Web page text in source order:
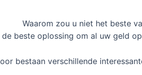
Waarom zou u niet het beste
beste oplossing om al uw geld
bestaan verschillende